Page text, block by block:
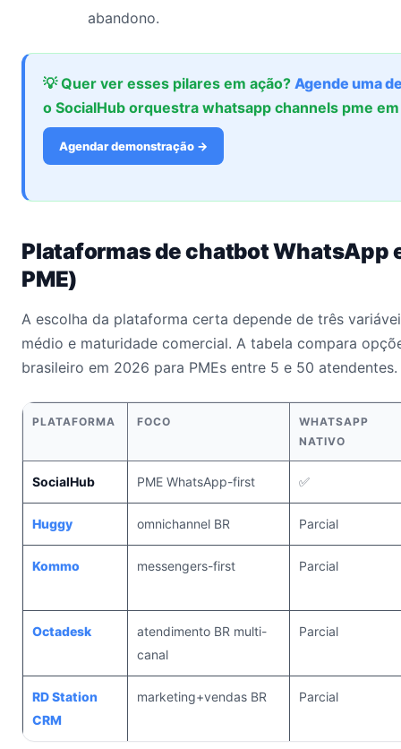
abandono.
💡 Quer ver esses pilares em ação? Agende uma
o SocialHub orquestra whatsapp channels pme
Agendar demonstração →
Plataformas de chatbot WhatsApp
PME)
A escolha da plataforma certa depende de três
médio e maturidade comercial. A tabela compara
brasileiro em 2026 para PMEs entre 5 e 50 atendentes.
PLATAFORMA FOCO
WHATSAPP
NATIVO
SocialHub PME WhatsApp-first ✅
Huggy omnichannel BR Parcial
Kommo messengers-first Parcial
Octadesk
atendimento BR multi-
canal
Parcial
RD Station
CRM
marketing+vendas BR Parcial